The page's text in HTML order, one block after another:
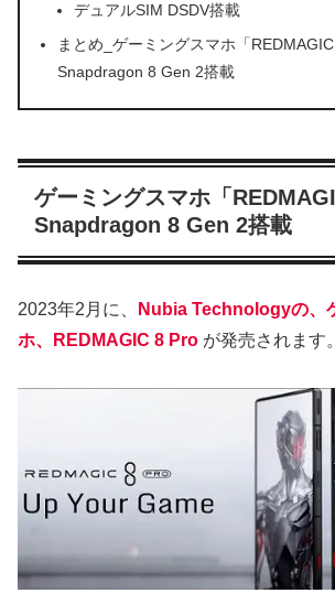
デュアルSIM DSDV搭載
まとめ_ゲーミングスマホ「REDMAGIC
Snapdragon 8 Gen 2搭載
ゲーミングスマホ「
Snapdragon 8 Gen 2搭載
2023年2月に、
Nubia Technologyの、
ホ、REDMAGIC 8 Pro が発売されます。